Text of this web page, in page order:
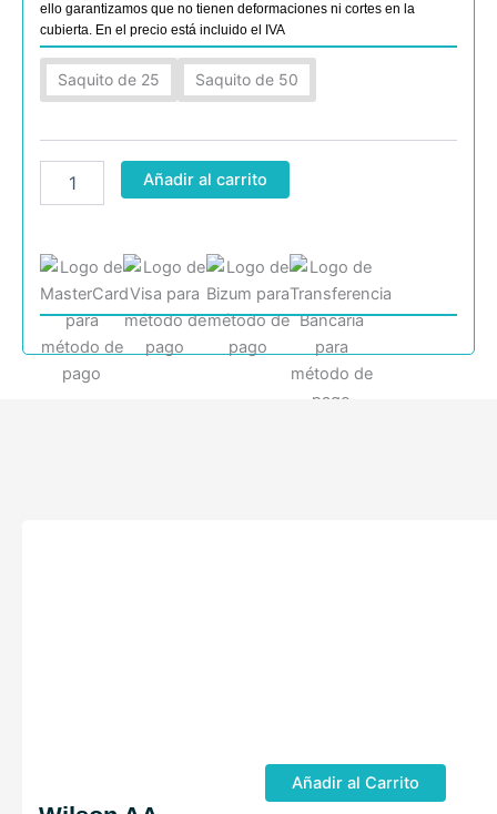
ello garantizamos que no tienen deformaciones ni cortes en la
cubierta. En el precio está incluido el IVA
Saquito de 25 Saquito de 50
Callaway
Supersoft
AA
Añadir al carrito
Añadir al Carrito